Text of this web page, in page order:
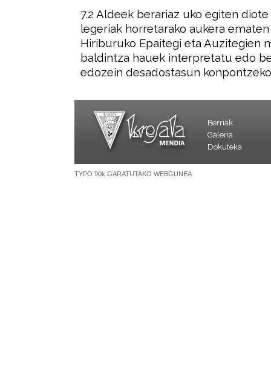
7.2 Aldeek berariaz uko egiten
legeriak horretarako aukera
Hiriburuko Epaitegi eta Auzitegien
baldintza hauek interpretatu edo
edozein desadostasun konpontzeko
Berriak
Galeria
Dokuteka
TYPO 90k GARATUTAKO WEBGUNEA